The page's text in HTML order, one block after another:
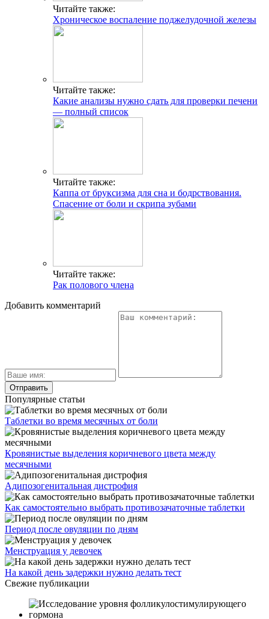
Читайте также:
Хроническое воспаление поджелудочной железы
Читайте также:
Какие анализы нужно сдать для проверки печени
— полный список
Читайте также:
Каппа от бруксизма для сна и бодрствования.
Спасение от боли и скрипа зубами
Читайте также:
Рак полового члена
Добавить комментарий
Популярные статьи
Таблетки во время месячных от боли
Кровянистые выделения коричневого цвета между
месячными
Адипозогенитальная дистрофия
Как самостоятельно выбрать противозачаточные таблетки
Период после овуляции по дням
Менструация у девочек
На какой день задержки нужно делать тест
Свежие публикации